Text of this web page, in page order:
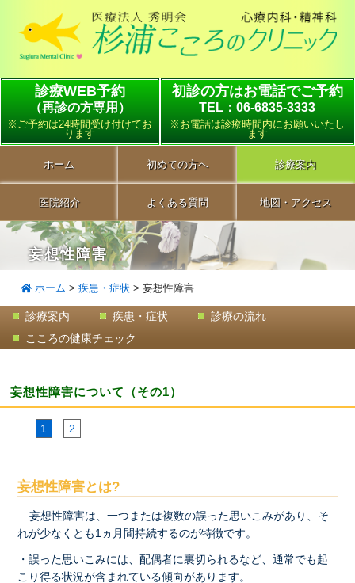
診療WEB予約
（再診の方専用）
※ご予約は24時間受け付けてお
ります
初診の方はお電話でご予約
TEL：06-6835-3333
※お電話は診療時間内にお願いいたし
ます
ホーム 初めての方へ 診療案内
医院紹介 よくある質問 地図・アクセス
妄想性障害
ホーム >疾患・症状 >妄想性障害
診療案内 疾患・症状
診療の流れ
こころの健康チェック
妄想性障害について（その1）
1 2
妄想性障害とは?
妄想性障害は、一つまたは複数の誤った思いこみがあり、そ
れが少なくとも1ヵ月間持続するのが特徴です。
・誤った思いこみには、配偶者に裏切られるなど、通常でも起
こり得る状況が含まれている傾向があります。